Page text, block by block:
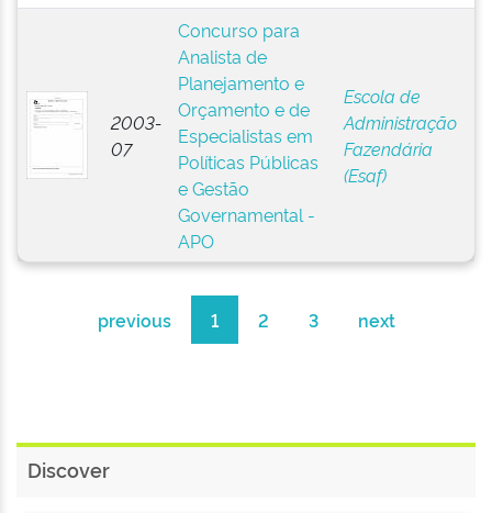
2003-
07
Concurso para
Analista de
Planejamento e
Orçamento e de
Especialistas em
Políticas Públicas
e Gestão
Governamental -
APO
Escola de
Administração
Fazendária
(Esaf)
previous 1 2 3 next
Discover